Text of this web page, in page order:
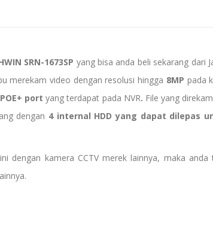
SRN-1673SP yang bisa anda beli sekarang dari
merekam video dengan resolusi hingga 8MP pada
port yang terdapat pada NVR. File yang
dengan 4 internal HDD yang dapat dilepas
dengan kamera CCTV merek lainnya, maka